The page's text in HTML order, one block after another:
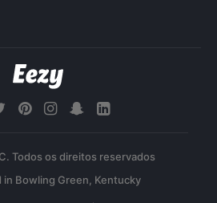
Todos os direitos reservados